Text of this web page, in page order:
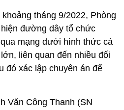
tháng 9/2022, Phòng
đường dây tổ chức
mạng dưới hình thức cá
liên quan đến nhiều đối
đó xác lập chuyên án để
Văn Công Thanh (SN